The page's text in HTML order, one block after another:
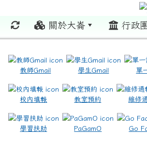
關於大崙 行政
教師Gmail 學生Gmail 單
校內填報 教室預約 維修
學習扶助 PaGamO Go
to https://www.icrt.com.tw/ \
https://sites.google.com/